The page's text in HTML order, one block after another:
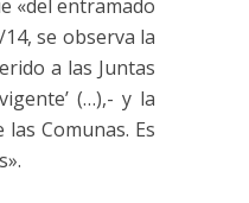
«del entramado
se observa la
a las Juntas
(…),- y la
Comunas. Es